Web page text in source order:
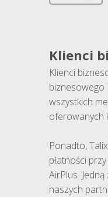
Klienci
Klienci
biznesowego
wszystkich
oferowanych
Ponadto,
płatności
AirPlus.
naszych